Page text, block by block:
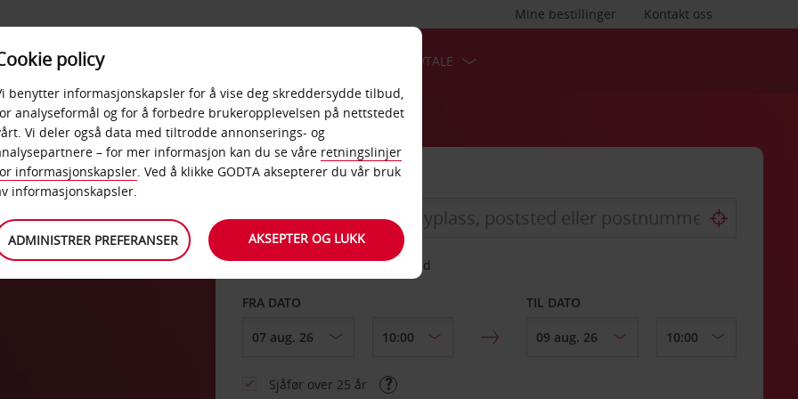
Kontakt oss
Mine bestillinger
PRODUKTER BEDRIFTSAVTALE
HENT FRA
Velg et annet leveringssted
FRA DATO TIL DATO
Sjåfør over 25 år
policy
benytter informasjonskapsler for å vise deg skreddersydde tilbud,
analyseformål og for å forbedre brukeropplevelsen på nettstedet
Vi deler også data med tiltrodde annonserings- og
– for mer informasjon kan du se våre retningslinjer
informasjonskapsler. Ved å klikke GODTA aksepterer du vår bruk
informasjonskapsler.
ADMINISTRER PREFERANSER AKSEPTER OG LUKK